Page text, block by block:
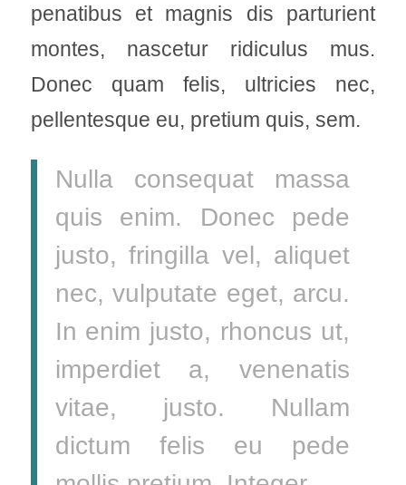
penatibus et magnis dis parturient
montes, nascetur ridiculus mus.
Donec quam felis, ultricies nec,
pellentesque eu, pretium quis, sem.
Nulla consequat massa
quis enim. Donec pede
justo, fringilla vel, aliquet
nec, vulputate eget, arcu.
In enim justo, rhoncus ut,
imperdiet a, venenatis
vitae, justo. Nullam
dictum felis eu pede